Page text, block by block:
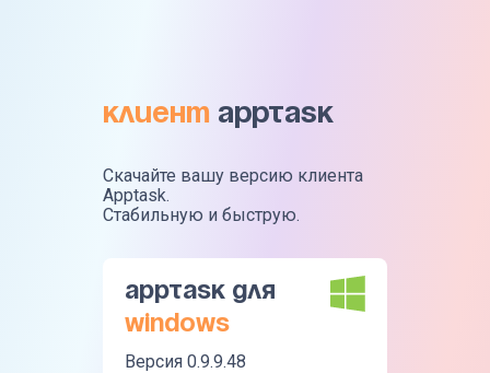
Клиент Apptask
Скачайте вашу версию клиента
Apptask.
Стабильную и быструю.
Apptask для
Windows
Версия 0.9.9.48